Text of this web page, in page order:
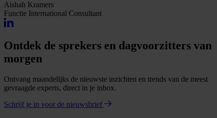
Aishah Kramers
Functie International Consultant
Ontdek de sprekers en dagvoorzitters van
morgen
Ontvang maandelijks de nieuwste inzichten en trends van de meest
gevraagde experts, direct in je inbox.
Schrijf je in voor de nieuwsbrief